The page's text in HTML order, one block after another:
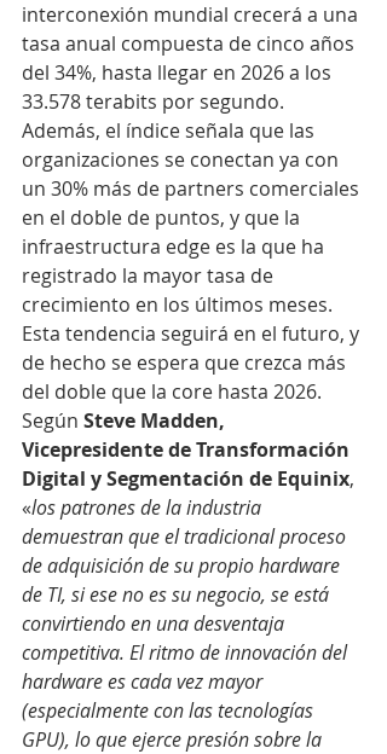
interconexión mundial crecerá a una
tasa anual compuesta de cinco años
del 34%, hasta llegar en 2026 a los
33.578 terabits por segundo.
Además, el índice señala que las
organizaciones se conectan ya con
un 30% más de partners comerciales
en el doble de puntos, y que la
infraestructura edge es la que ha
registrado la mayor tasa de
crecimiento en los últimos meses.
Esta tendencia seguirá en el futuro, y
de hecho se espera que crezca más
del doble que la core hasta 2026.
Según Steve Madden,
Vicepresidente de Transformación
Digital y Segmentación de Equinix,
«los patrones de la industria
demuestran que el tradicional proceso
de adquisición de su propio hardware
de TI, si ese no es su negocio, se está
convirtiendo en una desventaja
competitiva. El ritmo de innovación del
hardware es cada vez mayor
(especialmente con las tecnologías
GPU), lo que ejerce presión sobre la